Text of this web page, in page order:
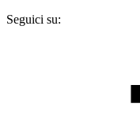
Seguici su: